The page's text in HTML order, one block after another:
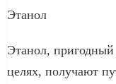
Этанол
Этанол,
целях, получают